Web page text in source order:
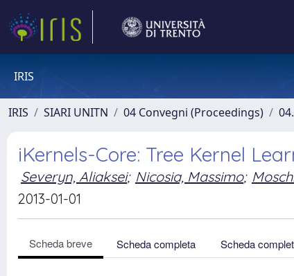
IRIS
IRIS SIARI UNITN 04 Convegni (Proceedings)
iKernels-Core: Tree Kernel
Severyn, Aliaksei; Nicosia, Massimo;
2013-01-01
Scheda breve Scheda completa Scheda